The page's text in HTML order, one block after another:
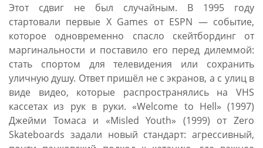
Этот сдвиг не был случайным. В 1995 году
стартовали первые X Games от ESPN — событие,
которое одновременно спасло скейтбординг от
маргинальности и поставило его перед дилеммой:
стать спортом для телевидения или сохранить
уличную душу. Ответ пришёл не с экранов, а с улиц в
виде видео, которые распространялись на VHS
кассетах из рук в руки. «Welcome to Hell» (1997)
Джейми Томаса и «Misled Youth» (1999) от Zero
Skateboards задали новый стандарт: агрессивный,